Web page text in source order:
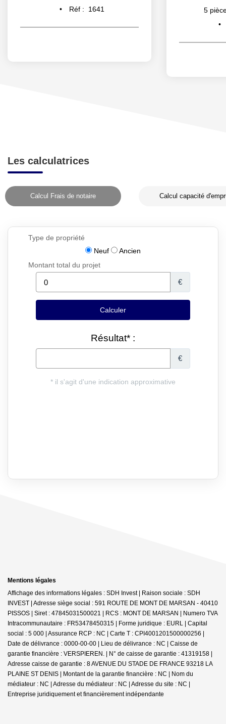
Réf :
1641 5
Les calculatrices
Calcul Frais de notaire Calcul capacité
Mentions légales
Affichage des informations légales : SDH Invest | Raison sociale : SDH
INVEST | Adresse siège social : 591 ROUTE DE MONT DE MARSAN - 40410
PISSOS | Siret : 47845031500021 | RCS : MONT DE MARSAN | Numero TVA
Intracommunautaire : FR53478450315 | Forme juridique : EURL | Capital
social : 5 000 | Assurance RCP : NC | Carte T : CPI4001201500000256 |
Date de délivrance : 0000-00-00 | Lieu de délivrance : NC | Caisse de
garantie financière : VERSPIEREN. | N° de caisse de garantie : 41319158 |
Adresse caisse de garantie : 8 AVENUE DU STADE DE FRANCE 93218 LA
PLAINE ST DENIS | Montant de la garantie financière : NC | Nom du
médiateur : NC | Adresse du médiateur : NC | Adresse du site : NC |
Entreprise juridiquement et financièrement indépendante